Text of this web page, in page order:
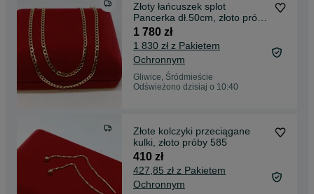
Złoty łańcuszek splot
Pancerka dł.50cm, złoto próby
585
1 780 zł
1 830 zł z Pakietem
Ochronnym
Gliwice, Śródmieście
Odświeżono dzisiaj o 10:40
Złote kolczyki przeciągane
kulki, złoto próby 585
410 zł
427,85 zł z Pakietem
Ochronnym